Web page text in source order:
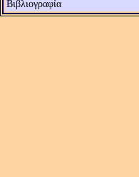
Βιβλιογραφία